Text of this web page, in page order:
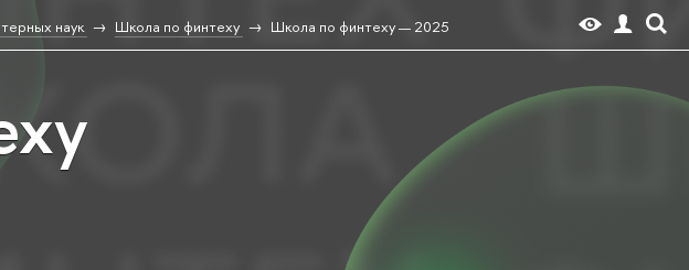
наук Школа по финтеху Школа по финтеху — 2025